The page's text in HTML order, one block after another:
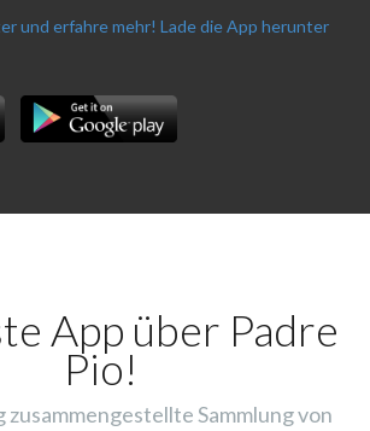
und erfahre mehr! Lade die App herunter
App über Padre
Pio!
zusammengestellte Sammlung von